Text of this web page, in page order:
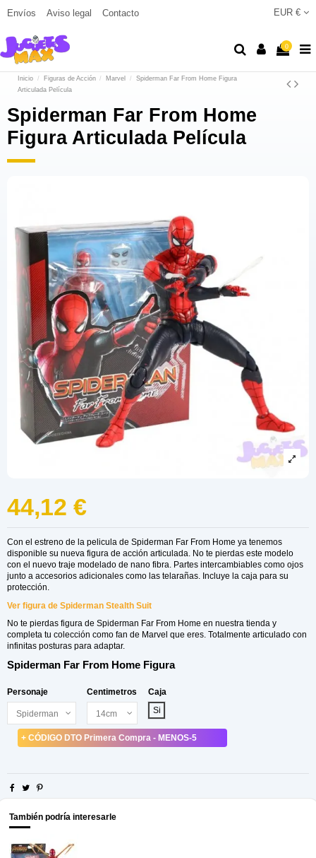
Envíos Aviso legal Contacto EUR €
0
Inicio Figuras de Acción Marvel
Spiderman Far From Home Figura
Articulada Película
Spiderman Far From Home
Figura Articulada Película
44,12 €
Con el estreno de la pelicula de Spiderman Far From Home ya tenemos
disponible su nueva figura de acción articulada. No te pierdas este modelo
con el nuevo traje modelado de nano fibra. Partes intercambiables como ojos
junto a accesorios adicionales como las telarañas. Incluye la caja para su
protección.
Ver figura de Spiderman Stealth Suit
No te pierdas figura de Spiderman Far From Home en nuestra tienda y
completa tu colección como fan de Marvel que eres. Totalmente articulado con
infinitas posturas para adaptar.
Spiderman Far From Home Figura
Personaje Centimetros
Caja
Si
+ CÓDIGO DTO Primera Compra - MENOS-5
También podría interesarle